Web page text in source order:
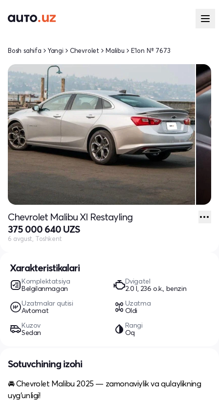
Xarakteristikalari
Komplektatsiya
Belgilanmagan
Dvigatel
2.0 l, 236 o.k., benzin
Uzatmalar qutisi
Avtomat
Uzatma
Oldi
Kuzov
Sedan
Rangi
Oq
Bosh sahifa Yangi Chevrolet Malibu E'lon № 7673
Chevrolet Malibu XI Restayling
375 000 640 UZS
6 avgust, Toshkent
Sotuvchining izohi
🚘 Chevrolet Malibu 2025 — zamonaviylik va qulaylikning
uyg‘unligi!